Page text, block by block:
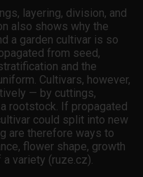
layering, division, and
also shows why the
a garden cultivar is so
from seed,
and the
Cultivars, however,
— by cuttings,
rootstock. If propagated
could split into new
are therefore ways to
flower shape, growth
variety (ruze.cz).